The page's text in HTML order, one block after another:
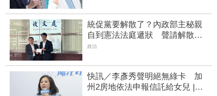
統促黨要解散了？內政部主秘親
自到憲法法庭遞狀 聲請解散統
促黨創下憲政首例
政治
快訊／李彥秀聲明絕無綠卡 加
州2房地依法申報信託給女兒 |